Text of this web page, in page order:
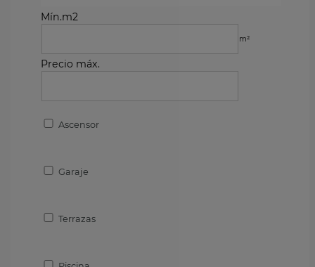
Mín.m2
m²
Precio máx.
Ascensor
Garaje
Terrazas